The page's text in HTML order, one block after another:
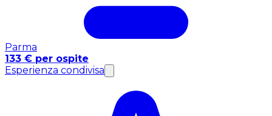
Parma
133 € per ospite
Esperienza condivisa